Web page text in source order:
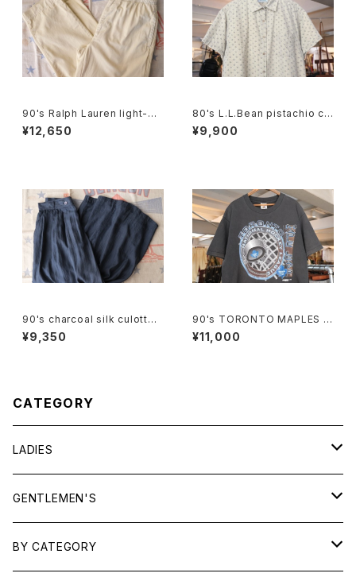
90's Ralph Lauren light-be
ige cotton easy Pants
¥12,650
80's L.L.Bean pistachio cal
ico cotton box Shirt
¥9,900
90's charcoal silk culotte
Pants
¥9,350
90's TORONTO MAPLES L
EAFS black cotton Tee "M
ade in CANADA"
¥11,000
CATEGORY
LADIES
TOPS
SHIRTS
OUTERWEAR
GENTLEMEN'S
TOPS
BY CATEGORY